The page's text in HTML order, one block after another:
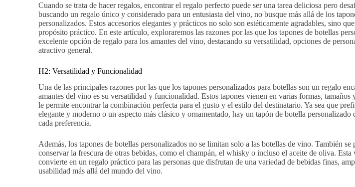
Cuando se trata de hacer regalos, encontrar el regalo perfecto puede ser una tarea deliciosa pero
buscando un regalo único y considerado para un entusiasta del vino, no busque más allá de los
personalizados. Estos accesorios elegantes y prácticos no solo son estéticamente agradables, sino
propósito práctico. En este artículo, exploraremos las razones por las que los tapones de botellas
excelente opción de regalo para los amantes del vino, destacando su versatilidad, opciones de
atractivo general.
H2: Versatilidad y Funcionalidad
Una de las principales razones por las que los tapones personalizados para botellas son un regalo
amantes del vino es su versatilidad y funcionalidad. Estos tapones vienen en varias formas, tamaños
le permite encontrar la combinación perfecta para el gusto y el estilo del destinatario. Ya sea que
elegante y moderno o un aspecto más clásico y ornamentado, hay un tapón de botella personalizado
cada preferencia.
Además, los tapones de botellas personalizados no se limitan solo a las botellas de vino. También se
conservar la frescura de otras bebidas, como el champán, el whisky o incluso el aceite de oliva. Esta
convierte en un regalo práctico para las personas que disfrutan de una variedad de bebidas finas,
usabilidad más allá del mundo del vino.